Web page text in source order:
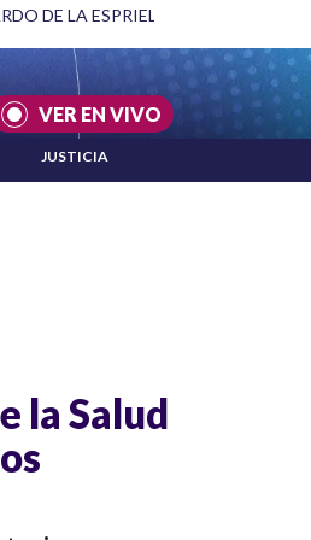
DE LA ESPRIELLA Y DMG
VER EN VIVO
JUSTICIA
la Salud